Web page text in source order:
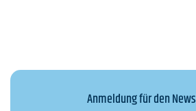
Anmeldung für den